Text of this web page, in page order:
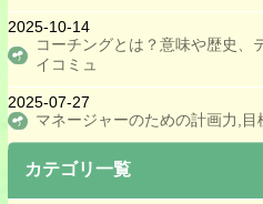
ラポールを形成する方
類似性,似た者同士を活
別れる方法,タイミング
2025-10-14
コーチングとは？意味や歴史、
イコミュ
2025-07-27
マネージャーのための計画力,目
カテゴリ一覧